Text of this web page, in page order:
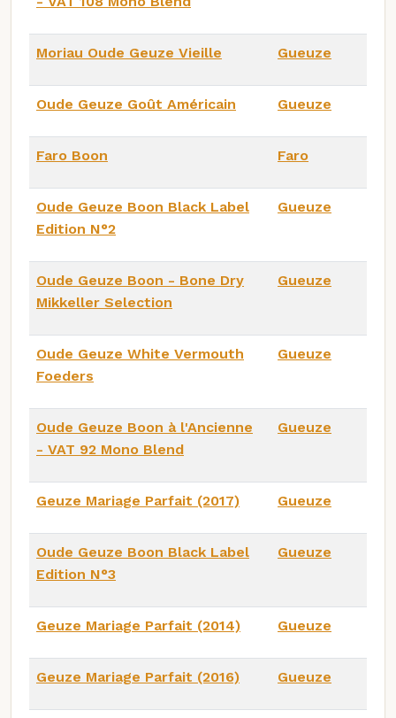
Moriau Oude Geuze Vieille Gueuze
Oude Geuze Goût Américain Gueuze
Faro Boon Faro
Oude Geuze Boon Black Label
Edition N°2
Gueuze
Oude Geuze Boon - Bone Dry
Mikkeller Selection
Gueuze
Oude Geuze White Vermouth
Foeders
Gueuze
Oude Geuze Boon à l'Ancienne
- VAT 92 Mono Blend
Gueuze
Geuze Mariage Parfait (2017) Gueuze
Oude Geuze Boon Black Label
Edition N°3
Gueuze
Geuze Mariage Parfait (2014) Gueuze
Geuze Mariage Parfait (2016) Gueuze